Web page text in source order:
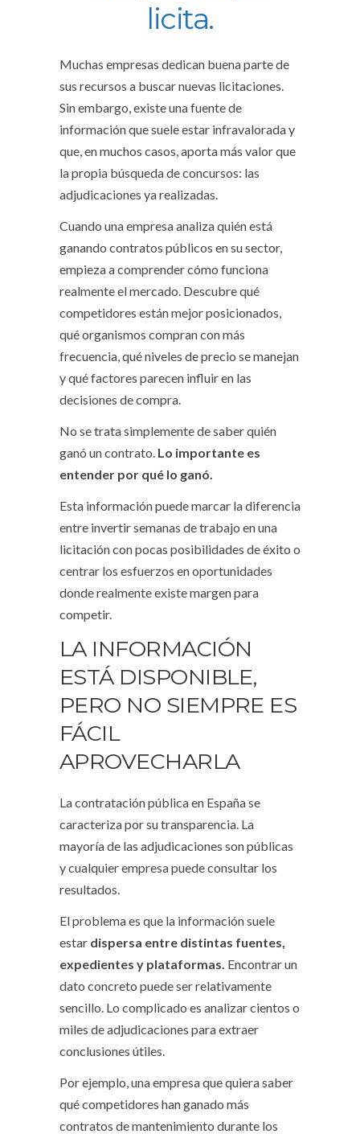
licita.
Muchas empresas dedican buena parte de
sus recursos a buscar nuevas licitaciones.
Sin embargo, existe una fuente de
información que suele estar infravalorada y
que, en muchos casos, aporta más valor que
la propia búsqueda de concursos: las
adjudicaciones ya realizadas.
Cuando una empresa analiza quién está
ganando contratos públicos en su sector,
empieza a comprender cómo funciona
realmente el mercado. Descubre qué
competidores están mejor posicionados,
qué organismos compran con más
frecuencia, qué niveles de precio se manejan
y qué factores parecen influir en las
decisiones de compra.
No se trata simplemente de saber quién
ganó un contrato. Lo importante es
entender por qué lo ganó.
Esta información puede marcar la diferencia
entre invertir semanas de trabajo en una
licitación con pocas posibilidades de éxito o
centrar los esfuerzos en oportunidades
donde realmente existe margen para
competir.
LA INFORMACIÓN
ESTÁ DISPONIBLE,
PERO NO SIEMPRE ES
FÁCIL
APROVECHARLA
La contratación pública en España se
caracteriza por su transparencia. La
mayoría de las adjudicaciones son públicas
y cualquier empresa puede consultar los
resultados.
El problema es que la información suele
estar dispersa entre distintas fuentes,
expedientes y plataformas. Encontrar un
dato concreto puede ser relativamente
sencillo. Lo complicado es analizar cientos o
miles de adjudicaciones para extraer
conclusiones útiles.
Por ejemplo, una empresa que quiera saber
qué competidores han ganado más
contratos de mantenimiento durante los